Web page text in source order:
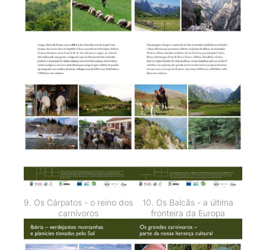
9. Os Cárpatos - o reino dos
carnívoros
10. Os Balcãs - a última
fronteira da Europa